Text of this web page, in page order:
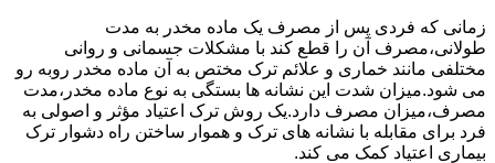
زمانی که فردی پس از مصرف یک ماده مخدر به مدت
طولانی،مصرف آن را قطع کند با مشکلات جسمانی و روانی
مختلفی مانند خماری و علائم ترک مختص به آن ماده مخدر روبه رو
می شود.میزان شدت این نشانه ها بستگی به نوع ماده مخدر،مدت
مصرف،میزان مصرف دارد.یک روش ترک اعتیاد مؤثر و اصولی به
فرد برای مقابله با نشانه های ترک و هموار ساختن راه دشوار ترک
بیماری اعتیاد کمک می کند.